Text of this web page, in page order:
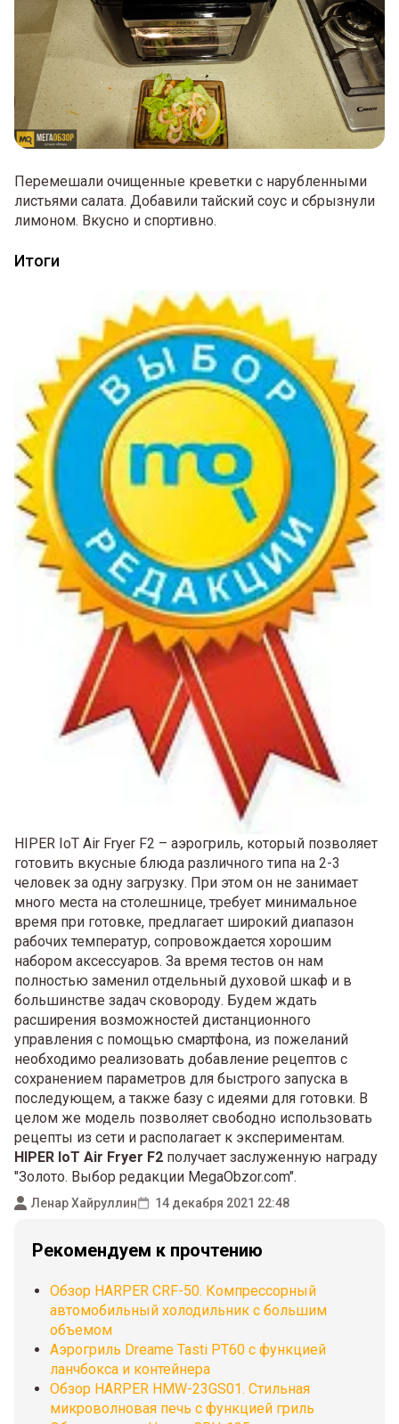
Перемешали очищенные креветки с нарубленными
листьями салата. Добавили тайский соус и сбрызнули
лимоном. Вкусно и спортивно.
Итоги
HIPER IoT Air Fryer F2 – аэрогриль, который позволяет
готовить вкусные блюда различного типа на 2-3
человек за одну загрузку. При этом он не занимает
много места на столешнице, требует минимальное
время при готовке, предлагает широкий диапазон
рабочих температур, сопровождается хорошим
набором аксессуаров. За время тестов он нам
полностью заменил отдельный духовой шкаф и в
большинстве задач сковороду. Будем ждать
расширения возможностей дистанционного
управления с помощью смартфона, из пожеланий
необходимо реализовать добавление рецептов с
сохранением параметров для быстрого запуска в
последующем, а также базу с идеями для готовки. В
целом же модель позволяет свободно использовать
рецепты из сети и располагает к экспериментам.
HIPER IoT Air Fryer F2 получает заслуженную награду
"Золото. Выбор редакции MegaObzor.com".
Ленар Хайруллин 14 декабря 2021 22:48
Рекомендуем к прочтению
Обзор HARPER CRF-50. Компрессорный
автомобильный холодильник с большим
объемом
Аэрогриль Dreame Tasti PT60 с функцией
ланчбокса и контейнера
Обзор HARPER HMW-23GS01. Стильная
микроволновая печь с функцией гриль